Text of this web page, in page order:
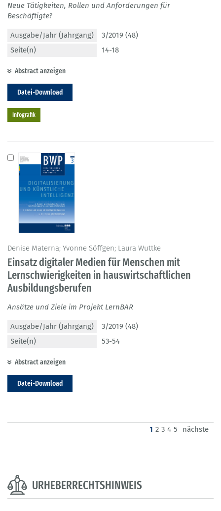
Neue Tätigkeiten, Rollen und Anforderungen für
Beschäftigte?
Ausgabe/Jahr (Jahrgang)
3/2019 (48)
Seite(n)
14-18
Abstract anzeigen
Datei-Download
Infografik
Denise Materna; Yvonne Söffgen; Laura Wuttke
Einsatz digitaler Medien für Menschen mit
Lernschwierigkeiten in hauswirtschaftlichen
Ausbildungsberufen
Ansätze und Ziele im Projekt LernBAR
Ausgabe/Jahr (Jahrgang)
3/2019 (48)
Seite(n)
53-54
Abstract anzeigen
Datei-Download
1 (current)
2 3 4 5 nächste
URHEBERRECHTSHINWEIS